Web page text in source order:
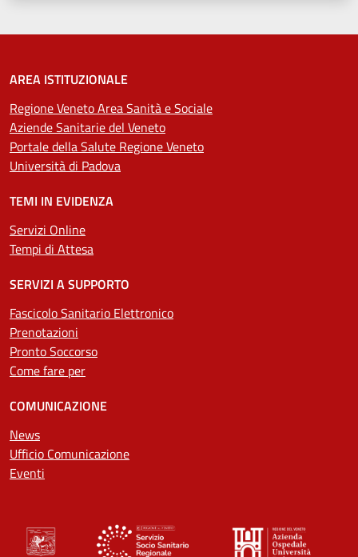
AREA ISTITUZIONALE
Regione Veneto Area Sanità e Sociale
Aziende Sanitarie del Veneto
Portale della Salute Regione Veneto
Università di Padova
TEMI IN EVIDENZA
Servizi Online
Tempi di Attesa
SERVIZI A SUPPORTO
Fascicolo Sanitario Elettronico
Prenotazioni
Pronto Soccorso
Come fare per
COMUNICAZIONE
News
Ufficio Comunicazione
Eventi